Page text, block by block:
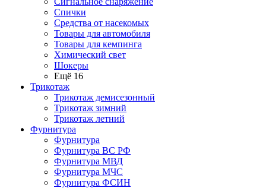
Спички
Средства от насекомых
Товары для автомобиля
Товары для кемпинга
Химический свет
Шокеры
Ещё 16
Трикотаж
Трикотаж демисезонный
Трикотаж зимний
Трикотаж летний
Фурнитура
Фурнитура
Фурнитура ВС РФ
Фурнитура МВД
Фурнитура МЧС
Фурнитура ФСИН